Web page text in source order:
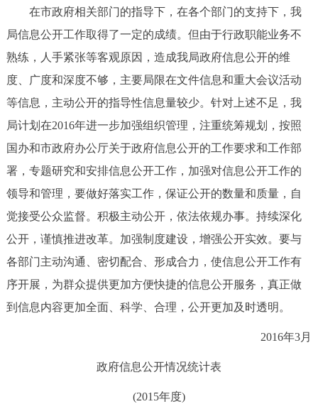
在市政府相关部门的指导下，在各个部门的支持下，我
局信息公开工作取得了一定的成绩。但由于行政职能业务不
熟练，人手紧张等客观原因，造成我局政府信息公开的维
度、广度和深度不够，主要局限在文件信息和重大会议活动
等信息，主动公开的指导性信息量较少。针对上述不足，我
局计划在2016年进一步加强组织管理，注重统筹规划，按照
国办和市政府办公厅关于政府信息公开的工作要求和工作部
署，专题研究和安排信息公开工作，加强对信息公开工作的
领导和管理，要做好落实工作，保证公开的数量和质量，自
觉接受公众监督。积极主动公开，依法依规办事。持续深化
公开，谨慎推进改革。加强制度建设，增强公开实效。要与
各部门主动沟通、密切配合、形成合力，使信息公开工作有
序开展，为群众提供更加方便快捷的信息公开服务，真正做
到信息内容更加全面、科学、合理，公开更加及时透明。
2016年3月
政府信息公开情况统计表
(2015年度)